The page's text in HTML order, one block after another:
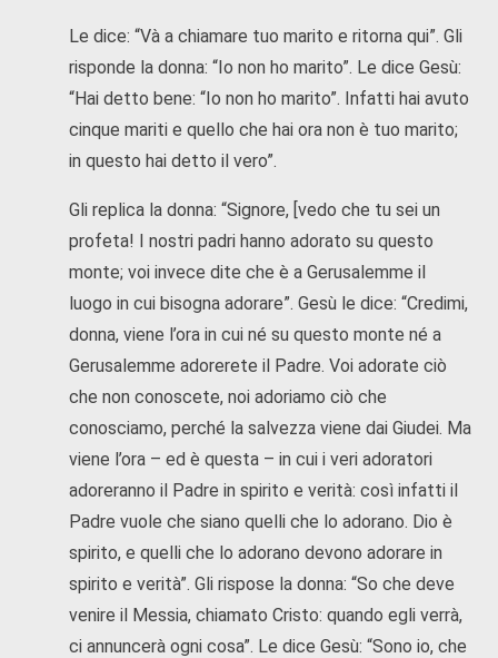
Le dice: “Và a chiamare tuo marito e ritorna qui”. Gli
risponde la donna: “Io non ho marito”. Le dice Gesù:
“Hai detto bene: “Io non ho marito”. Infatti hai avuto
cinque mariti e quello che hai ora non è tuo marito;
in questo hai detto il vero”.
Gli replica la donna: “Signore, [vedo che tu sei un
profeta! I nostri padri hanno adorato su questo
monte; voi invece dite che è a Gerusalemme il
luogo in cui bisogna adorare”. Gesù le dice: “Credimi,
donna, viene l’ora in cui né su questo monte né a
Gerusalemme adorerete il Padre. Voi adorate ciò
che non conoscete, noi adoriamo ciò che
conosciamo, perché la salvezza viene dai Giudei. Ma
viene l’ora – ed è questa – in cui i veri adoratori
adoreranno il Padre in spirito e verità: così infatti il
Padre vuole che siano quelli che lo adorano. Dio è
spirito, e quelli che lo adorano devono adorare in
spirito e verità”. Gli rispose la donna: “So che deve
venire il Messia, chiamato Cristo: quando egli verrà,
ci annuncerà ogni cosa”. Le dice Gesù: “Sono io, che